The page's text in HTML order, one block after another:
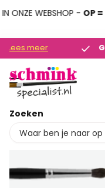
WEBSHOP -OP = OP
Gratis
Gratis
Zoeken